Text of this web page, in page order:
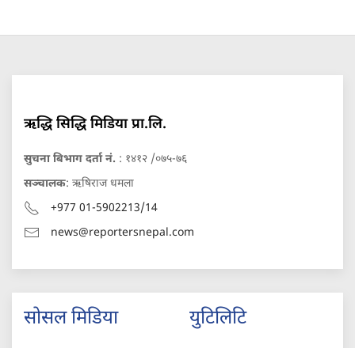
ऋद्धि सिद्धि मिडिया प्रा.लि.
सुचना बिभाग दर्ता नं. : १४१२ /०७५-७६
सञ्चालक: ऋषिराज धमला
+977 01-5902213/14
news@reportersnepal.com
सोसल मिडिया युटिलिटि